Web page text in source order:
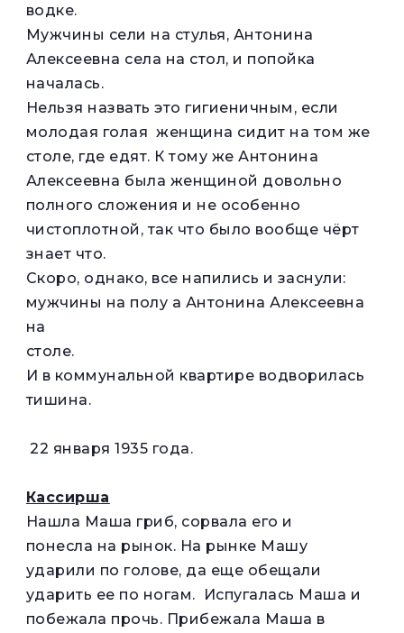
водке.
Мужчины сели на стулья, Антонина
Алексеевна села на стол, и попойка
началась.
Нельзя назвать это гигиеничным, если
молодая голая женщина сидит на том же
столе, где едят. К тому же Антонина
Алексеевна была женщиной довольно
полного сложения и не особенно
чистоплотной, так что было вообще чёрт
знает что.
Скоро, однако, все напились и заснули:
мужчины на полу а Антонина Алексеевна
на
столе.
И в коммунальной квартире водворилась
тишина.
22 января 1935 года.
Кассирша
Нашла Маша гриб, сорвала его и
понесла на рынок. На рынке Машу
ударили по голове, да еще обещали
ударить ее по ногам. Испугалась Маша и
побежала прочь. Прибежала Маша в